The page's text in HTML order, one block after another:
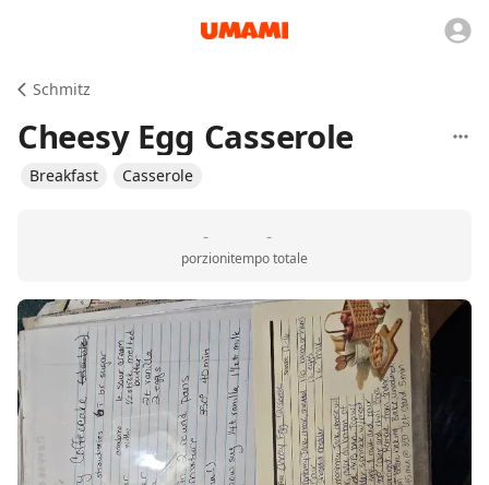
Schmitz
Cheesy Egg Casserole
Breakfast Casserole
-
porzioni
-
tempo totale